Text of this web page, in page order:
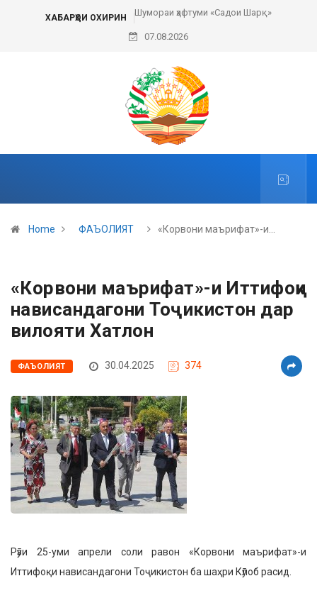
ХАБАРҲОИ ОХИРИН Шумораи ҳафтуми «Садои Шарқ»
07.08.2026
Home ФАЪОЛИЯТ «Корвони маърифат»-и…
«Корвони маърифат»-и Иттифоқи
нависандагони Тоҷикистон дар
вилояти Хатлон
ФАЪОЛИЯТ 30.04.2025 374
Рӯзи 25-уми апрели соли равон «Корвони маърифат»-и
Иттифоқи нависандагони Тоҷикистон ба шаҳри Кӯлоб расид.